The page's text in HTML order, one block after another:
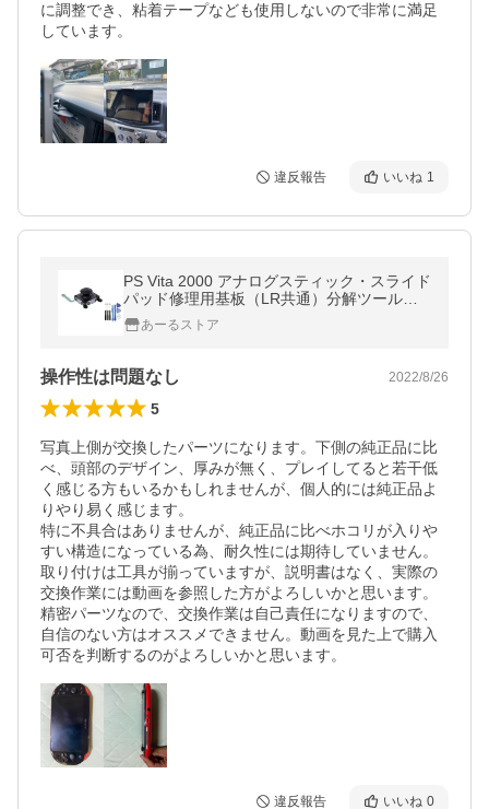
に調整でき、粘着テープなども使用しないので非常に満足
違反報告 いいね 1
PS Vita 2000 アナログスティック・スライド
パッド修理用基板（LR共通）分解ツール付
きあーるストア
操作性は問題なし 2022/8/26
5
写真上側が交換したパーツになります。下側の純正品に比
べ、頭部のデザイン、厚みが無く、プレイしてると若干低
く感じる方もいるかもしれませんが、個人的には純正品よ
りやり易く感じます。
特に不具合はありませんが、純正品に比べホコリが入りや
すい構造になっている為、耐久性には期待していません。
取り付けは工具が揃っていますが、説明書はなく、実際の
交換作業には動画を参照した方がよろしいかと思います。
精密パーツなので、交換作業は自己責任になりますので、
自信のない方はオススメできません。動画を見た上で購入
可否を判断するのがよろしいかと思います。
違反報告 いいね 0